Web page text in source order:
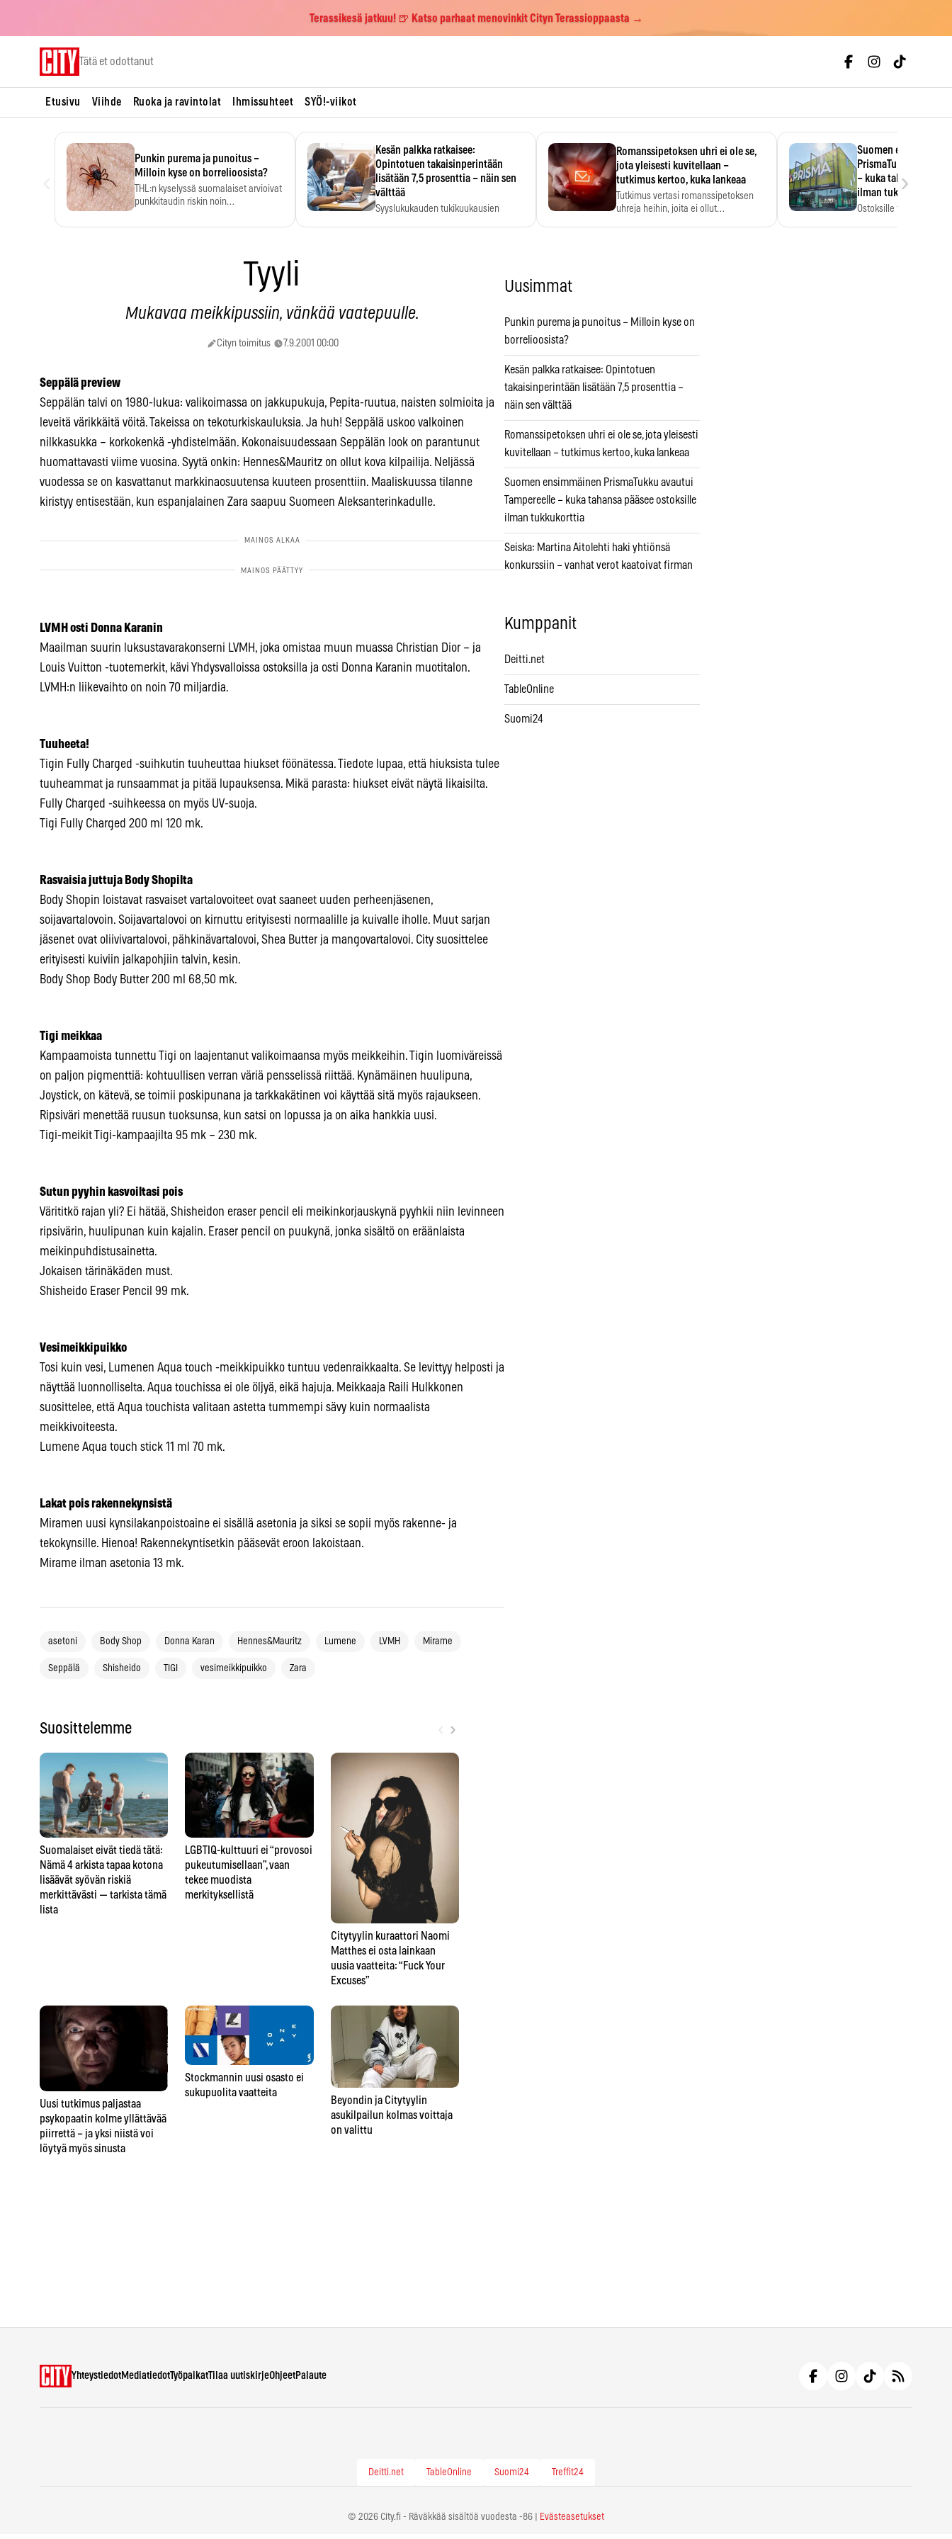
Terassikesä jatkuu! 🍺 Katso parhaat menovinkit Cityn Terassioppaasta →
Tätä et odottanut
Etusivu Viihde Ruoka ja ravintolat Ihmissuhteet SYÖ!-viikot
Punkin purema ja punoitus –
Milloin kyse on borrelioosista?
THL:n kyselyssä suomalaiset arvioivat
punkkitaudin riskin noin
Kesän palkka ratkaisee:
Opintotuen takaisinperintään
lisätään 7,5 prosenttia – näin sen
välttää
Syyslukukauden tukikuukausien
Romanssipetoksen uhri ei ole se,
jota yleisesti kuvitellaan –
tutkimus kertoo, kuka lankeaa
Tutkimus vertasi romanssipetoksen
uhreja heihin, joita ei ollut…
Suomen
PrismaTukku avautui
– kuka tahansa
ilman tukkukorttia
Ostoksille tarvitse
›
Tyyli
Mukavaa meikkipussiin, vänkää vaatepuulle.
Cityn toimitus 7.9.2001 00:00
Seppälä preview
Seppälän talvi on 1980-lukua: valikoimassa on jakkupukuja, Pepita-ruutua, naisten solmioita ja
leveitä värikkäitä vöitä. Takeissa on tekoturkiskauluksia. Ja huh! Seppälä uskoo valkoinen
nilkkasukka – korkokenkä -yhdistelmään. Kokonaisuudessaan Seppälän look on parantunut
huomattavasti viime vuosina. Syytä onkin: Hennes&Mauritz on ollut kova kilpailija. Neljässä
vuodessa se on kasvattanut markkinaosuutensa kuuteen prosenttiin. Maaliskuussa tilanne
kiristyy entisestään, kun espanjalainen Zara saapuu Suomeen Aleksanterinkadulle.
LVMH osti Donna Karanin
Maailman suurin luksustavarakonserni LVMH, joka omistaa muun muassa Christian Dior – ja
Louis Vuitton -tuotemerkit, kävi Yhdysvalloissa ostoksilla ja osti Donna Karanin muotitalon.
LVMH:n liikevaihto on noin 70 miljardia.
Tuuheeta!
Tigin Fully Charged -suihkutin tuuheuttaa hiukset föönätessa. Tiedote lupaa, että hiuksista tulee
tuuheammat ja runsaammat ja pitää lupauksensa. Mikä parasta: hiukset eivät näytä likaisilta.
Fully Charged -suihkeessa on myös UV-suoja.
Tigi Fully Charged 200 ml 120 mk.
Rasvaisia juttuja Body Shopilta
Body Shopin loistavat rasvaiset vartalovoiteet ovat saaneet uuden perheenjäsenen,
soijavartalovoin. Soijavartalovoi on kirnuttu erityisesti normaalille ja kuivalle iholle. Muut sarjan
jäsenet ovat oliivivartalovoi, pähkinävartalovoi, Shea Butter ja mangovartalovoi. City suosittelee
erityisesti kuiviin jalkapohjiin talvin, kesin.
Body Shop Body Butter 200 ml 68,50 mk.
Tigi meikkaa
Kampaamoista tunnettu Tigi on laajentanut valikoimaansa myös meikkeihin. Tigin luomiväreissä
on paljon pigmenttiä: kohtuullisen verran väriä pensselissä riittää. Kynämäinen huulipuna,
Joystick, on kätevä, se toimii poskipunana ja tarkkakätinen voi käyttää sitä myös rajaukseen.
Ripsiväri menettää ruusun tuoksunsa, kun satsi on lopussa ja on aika hankkia uusi.
Tigi-meikit Tigi-kampaajilta 95 mk – 230 mk.
Sutun pyyhin kasvoiltasi pois
Värititkö rajan yli? Ei hätää, Shisheidon eraser pencil eli meikinkorjauskynä pyyhkii niin levinneen
ripsivärin, huulipunan kuin kajalin. Eraser pencil on puukynä, jonka sisältö on eräänlaista
meikinpuhdistusainetta.
Jokaisen tärinäkäden must.
Shisheido Eraser Pencil 99 mk.
Vesimeikkipuikko
Tosi kuin vesi, Lumenen Aqua touch -meikkipuikko tuntuu vedenraikkaalta. Se levittyy helposti ja
näyttää luonnolliselta. Aqua touchissa ei ole öljyä, eikä hajuja. Meikkaaja Raili Hulkkonen
suosittelee, että Aqua touchista valitaan astetta tummempi sävy kuin normaalista
meikkivoiteesta.
Lumene Aqua touch stick 11 ml 70 mk.
Lakat pois rakennekynsistä
Miramen uusi kynsilakanpoistoaine ei sisällä asetonia ja siksi se sopii myös rakenne- ja
tekokynsille. Hienoa! Rakennekyntisetkin pääsevät eroon lakoistaan.
Mirame ilman asetonia 13 mk.
asetoni Body Shop Donna Karan Hennes&Mauritz Lumene LVMH Mirame
Seppälä Shisheido TIGI vesimeikkipuikko Zara
Suosittelemme ›
Suomalaiset eivät tiedä tätä:
Nämä 4 arkista tapaa kotona
lisäävät syövän riskiä
merkittävästi — tarkista tämä
lista
Uusi tutkimus paljastaa
psykopaatin kolme yllättävää
piirrettä – ja yksi niistä voi
löytyä myös sinusta
LGBTIQ-kulttuuri ei “provosoi
pukeutumisellaan”, vaan
tekee muodista
merkityksellistä
Stockmannin uusi osasto ei
sukupuolita vaatteita
Citytyylin kuraattori Naomi
Matthes ei osta lainkaan
uusia vaatteita: “Fuck Your
Excuses”
Beyondin ja Citytyylin
asukilpailun kolmas voittaja
on valittu
Uusimmat
Punkin purema ja punoitus – Milloin kyse on
borrelioosista?
Kesän palkka ratkaisee: Opintotuen
takaisinperintään lisätään 7,5 prosenttia –
näin sen välttää
Romanssipetoksen uhri ei ole se, jota yleisesti
kuvitellaan – tutkimus kertoo, kuka lankeaa
Suomen ensimmäinen PrismaTukku avautui
Tampereelle – kuka tahansa pääsee ostoksille
ilman tukkukorttia
Seiska: Martina Aitolehti haki yhtiönsä
konkurssiin – vanhat verot kaatoivat firman
Kumppanit
Deitti.net
TableOnline
Suomi24
YhteystiedotMediatiedotTyöpaikatTilaa uutiskirjeOhjeetPalaute
Deitti.net TableOnline Suomi24 Treffit24
© 2026 City.fi - Räväkkää sisältöä vuodesta -86 | Evästeasetukset